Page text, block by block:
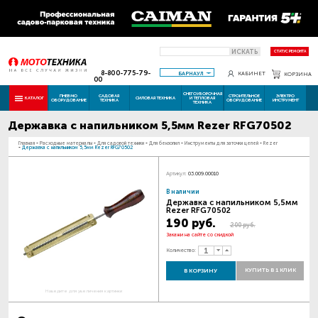
ИСКАТЬ СТАТУС РЕМОНТА
8-800-775-79-
00
БАРНАУЛ КАБИНЕТ КОРЗИНА
КАТАЛОГ ПНЕВМО
ОБОРУДОВАНИЕ
САДОВАЯ
ТЕХНИКА СИЛОВАЯ ТЕХНИКА
СНЕГОУБОРОЧНАЯ
И ТЕПЛОВАЯ
ТЕХНИКА
СТРОИТЕЛЬНОЕ
ОБОРУДОВАНИЕ
ЭЛЕКТРО
ИНСТРУМЕНТ
Державка c напильником 5,5мм Rezer RFG70502
Главная - Расходные материалы - Для садовой техники - Для бензопил - Инструменты для заточки цепей - Rezer
- Державка c напильником 5,5мм Rezer RFG70502
Наведите для увеличения картинки
Артикул: 03.009.00010
В наличии
Державка c напильником 5,5мм
Rezer RFG70502
190 руб. 200 руб.
Закажи на сайте со скидкой
Количество:
В КОРЗИНУ КУПИТЬ В 1 КЛИК